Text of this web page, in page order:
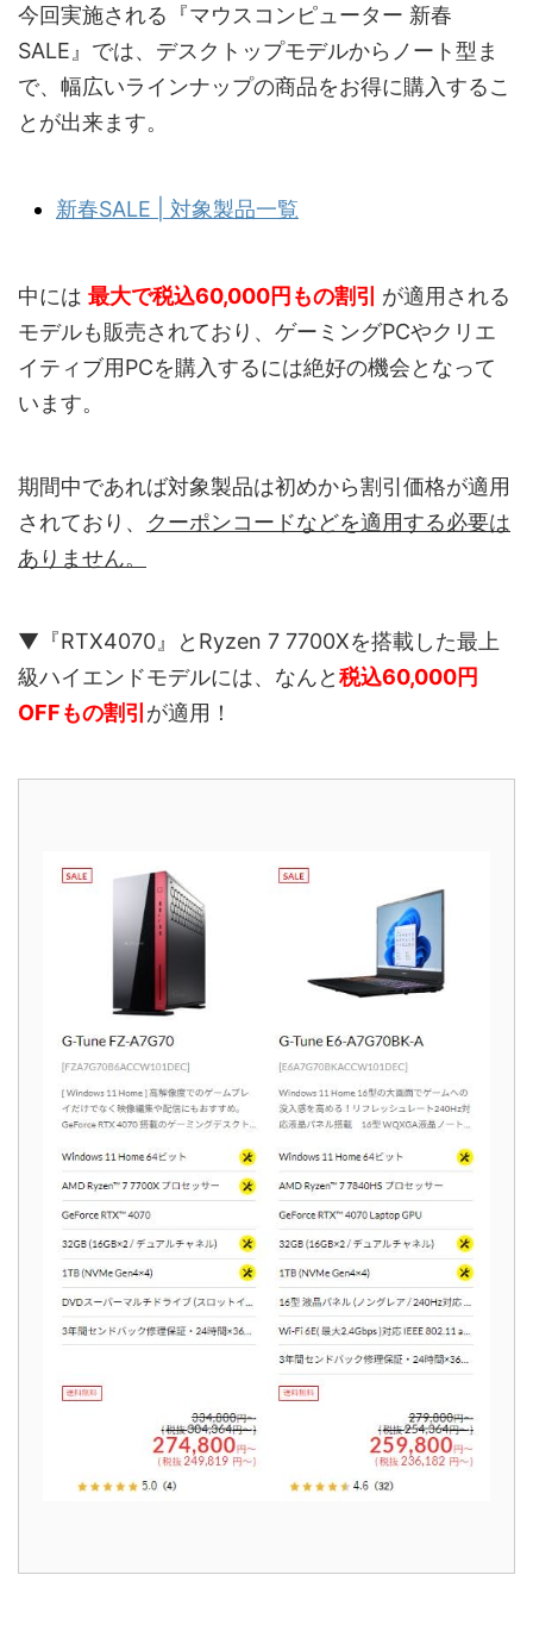
今回実施される『マウスコンピューター 新春
SALE』では、デスクトップモデルからノート型ま
で、幅広いラインナップの商品をお得に購入するこ
とが出来ます。
新春SALE | 対象製品一覧
中には 最大で税込60,000円 もの割引 が適用される
モデルも販売されており、ゲーミングPCやクリエ
イティブ用PCを購入するには絶好の機会となって
います。
期間中であれば対象製品は初めから割引価格が適用
されており、 クーポンコードなどを適用する必要は
ありません。
▼『RTX4070』とRyzen 7 7700Xを搭載した最上
級ハイエンドモデルには、なんと税込60,000円
OFFもの割引 が適用！